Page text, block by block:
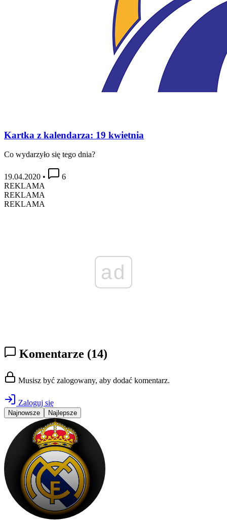
Kartka z kalendarza: 19 kwietnia
Co wydarzyło się tego dnia?
19.04.2020 •
6
REKLAMA
REKLAMA
REKLAMA
ad
Komentarze (14)
Musisz być zalogowany, aby dodać komentarz.
Zaloguj się
Najnowsze Najlepsze